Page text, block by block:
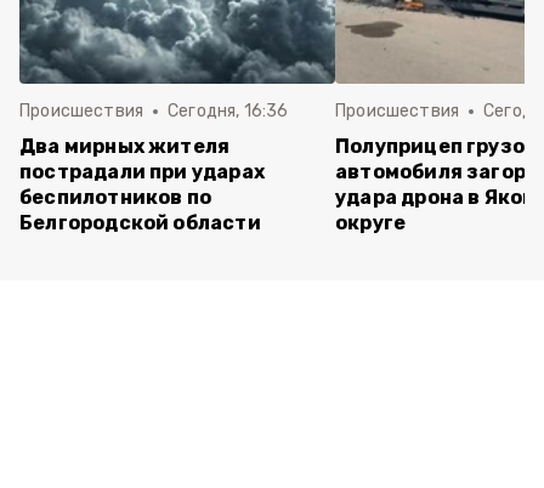
Происшествия Сегодня, 16:36
Два мирных жителя
пострадали при ударах
беспилотников по
Белгородской области
Происшествия
Полуприцеп
автомобиля
удара дрона в
округе